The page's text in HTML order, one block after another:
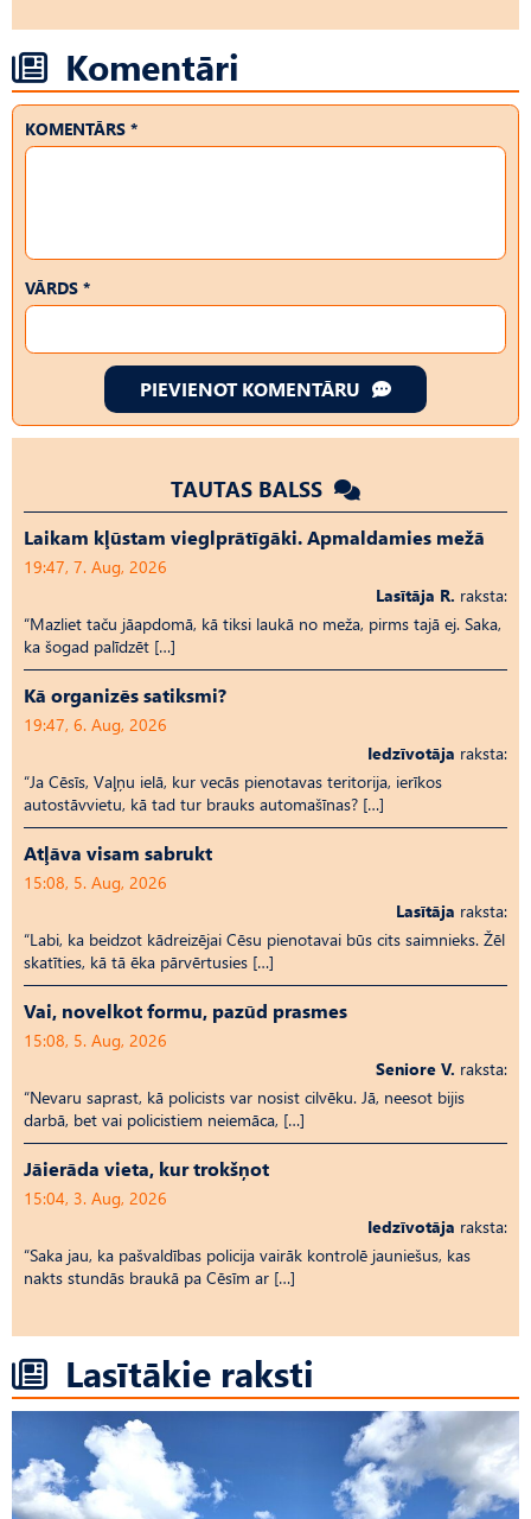
Komentāri
KOMENTĀRS *
VĀRDS *
PIEVIENOT KOMENTĀRU
TAUTAS BALSS
Laikam kļūstam vieglprātīgāki. Apmaldamies mežā
19:47, 7. Aug, 2026
Lasītāja R. raksta:
“Mazliet taču jāapdomā, kā tiksi laukā no meža, pirms tajā ej. Saka,
ka šogad palīdzēt […]
Kā organizēs satiksmi?
19:47, 6. Aug, 2026
Iedzīvotāja raksta:
“Ja Cēsīs, Vaļņu ielā, kur vecās pienotavas teritorija, ierīkos
autostāvvietu, kā tad tur brauks automašīnas? […]
Atļāva visam sabrukt
15:08, 5. Aug, 2026
Lasītāja raksta:
“Labi, ka beidzot kādreizējai Cēsu pienotavai būs cits saimnieks. Žēl
skatīties, kā tā ēka pārvērtusies […]
Vai, novelkot formu, pazūd prasmes
15:08, 5. Aug, 2026
Seniore V. raksta:
“Nevaru saprast, kā policists var nosist cilvēku. Jā, neesot bijis
darbā, bet vai policistiem neiemāca, […]
Jāierāda vieta, kur trokšņot
15:04, 3. Aug, 2026
Iedzīvotāja raksta:
“Saka jau, ka pašvaldības policija vairāk kontrolē jauniešus, kas
nakts stundās braukā pa Cēsīm ar […]
Lasītākie raksti